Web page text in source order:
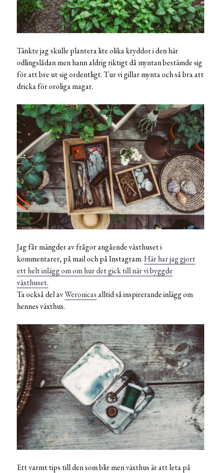
Tänkte jag skulle plantera lite olika kryddor i den här
odlingslådan men hann aldrig riktigt då myntan bestämde sig
för att bre ut sig ordentligt. Tur vi gillar mynta och så bra att
dricka för oroliga magar.
Jag får mängder av frågor angående växthuset i
kommentarer, på mail och på Instagram.Här har jag gjort
ett helt inlägg om om hur det gick till när vi byggde
växthuset.
Ta också del avWeronicasalltid så inspirerande inlägg om
hennes växthus.
Ett varmt tips till den som blir men växthus är att leta på